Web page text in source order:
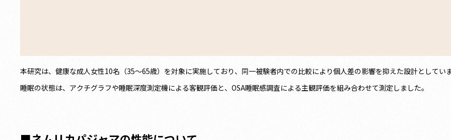
本研究は、健康な成人女性10名（35〜65歳）を対象に実施しており、同一被験者内での比較により個人差の影響を抑えた設計としてい
睡眠の状態は、アクチグラフや睡眠深度測定機による客観評価と、OSA睡眠感調査による主観評価を組み合わせて測定しました。